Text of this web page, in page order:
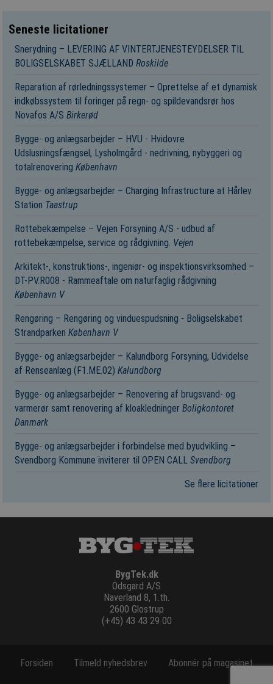
Seneste licitationer
Snerydning – LEVERING AF VINTERTJENESTEYDELSER TIL
BOLIGSELSKABET SJÆLLANDRoskilde
Reparation af rørledningssystemer – Oprettelse af et dynamisk
indkøbssystem til foringer på regn- og spildevandsrør hos
Novafos A/SBirkerød
Bygge- og anlægsarbejder – HVU - Hvidovre
Udslusningsfængsel, Lysholmgård - nedrivning, nybyggeri og
totalrenoveringKøbenhavn
Bygge- og anlægsarbejder – Charging Infrastructure at Hårlev
Station Taastrup
Rottebekæmpelse – Vejen Forsyning A/S - udbud af
rottebekæmpelse, service og rådgivning. Vejen
Arkitekt-, konstruktions-, ingeniør- og inspektionsvirksomhed –
DT-PV.R008 - Rammeaftale om naturfaglig rådgivning
København V
Rengøring – Rengøring og vinduespudsning - Boligselskabet
StrandparkenKøbenhavn V
Bygge- og anlægsarbejder – Kalundborg Forsyning, Udvidelse
af Renseanlæg (F1.ME.02)Kalundborg
Bygge- og anlægsarbejder – Renovering af brugsvand- og
varmerør samt renovering af kloakledningerBoligkontoret
Danmark
Bygge- og anlægsarbejder i forbindelse med byudvikling –
Svendborg Kommune inviterer til OPEN CALLSvendborg
Se flere licitationer
BygTek.dk
Odsgard A/S
Naverland 8, 1.th.
2600 Glostrup
(+45) 43 43 29 00
Forsiden Tilmeld nyhedsbrev Abonnér på magasinet